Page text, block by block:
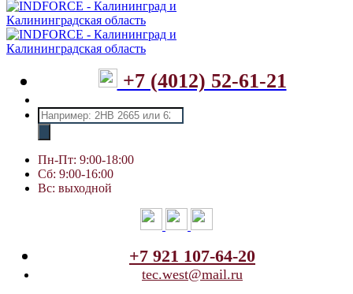
+7 (4012) 52-61-21
Поиск
товаров
Пн-Пт: 9:00-18:00
Сб: 9:00-16:00
Вс: выходной
+7 921 107-64-20
tec.west@mail.ru